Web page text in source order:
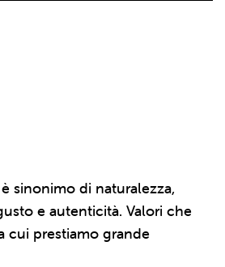
sinonimo di naturalezza,
e autenticità. Valori che
cui prestiamo grande